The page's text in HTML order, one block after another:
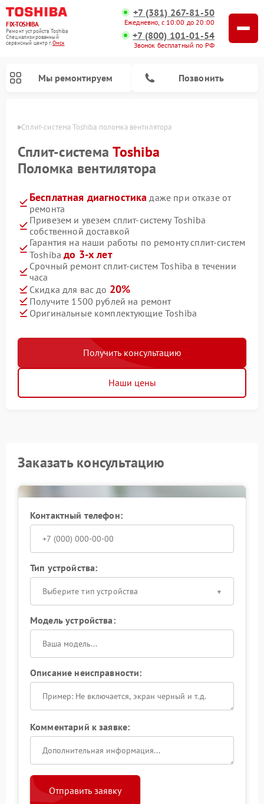
FIX-TOSHIBA
Ремонт устройств Toshiba
Специализированный
cервисный центр г.Омск
+7 (381) 267-81-50
Ежедневно, с 10:00 до 20:00
+7 (800) 101-01-54
Звонок бесплатный по РФ
Мы ремонтируем Позвонить
Сплит-система Toshiba поломка вентилятора
Сплит-системаToshiba
Поломка вентилятора
Бесплатная диагностика даже при отказе от
ремонта
Привезем и увезем сплит-систему Toshiba
собственной доставкой
Гарантия на наши работы по ремонту сплит-систем
Toshibaдо 3-х лет
Срочный ремонт сплит-систем Toshiba в течении
часа
Скидка для вас до 20%
Получите 1500 рублей на ремонт
Оригинальные комплектующие Toshiba
Получить консультацию
Наши цены
Заказать консультацию
Контактный телефон:
Тип устройства:
Выберите тип устройства
Модель устройства:
Описание неисправности:
Комментарий к заявке:
Отправить заявку